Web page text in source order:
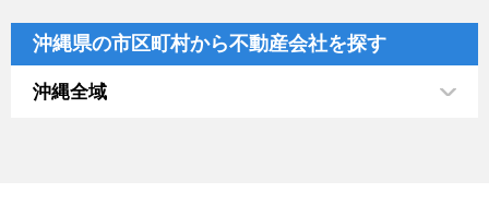
沖縄県の市区町村から不動産会社を探す
沖縄全域